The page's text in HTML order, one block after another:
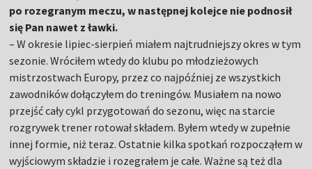
po rozegranym meczu, w następnej kolejce nie podnosił
się Pan nawet z ławki.
– W okresie lipiec-sierpień miałem najtrudniejszy okres w tym
sezonie. Wróciłem wtedy do klubu po młodzieżowych
mistrzostwach Europy, przez co najpóźniej ze wszystkich
zawodników dołączyłem do treningów. Musiałem na nowo
przejść cały cykl przygotowań do sezonu, więc na starcie
rozgrywek trener rotował składem. Byłem wtedy w zupełnie
innej formie, niż teraz. Ostatnie kilka spotkań rozpocząłem w
wyjściowym składzie i rozegrałem je całe. Ważne są też dla